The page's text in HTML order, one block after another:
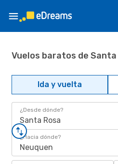
Vuelos baratos de Santa
Ida y vuelta
¿Desde dónde?
Santa Rosa
¿Hacia dónde?
Neuquen